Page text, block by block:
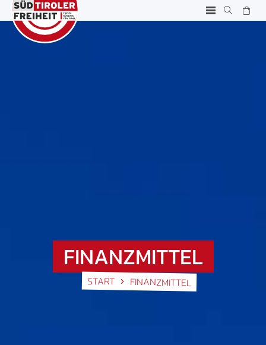
FINANZMITTEL
START FINANZMITTEL